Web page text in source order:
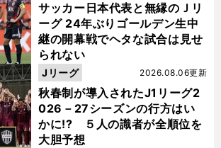
サッカー日本代表と無縁のＪリ
ーグ 24年ぶりゴールデン生中
継の開幕戦でヘタな試合は見せ
られない
秋春制が導入されたJ1リーグ2
026－27シーズンの行方はい
かに!? ５人の識者が全順位を
大胆予想
2026.08.06更新
Jリーグ